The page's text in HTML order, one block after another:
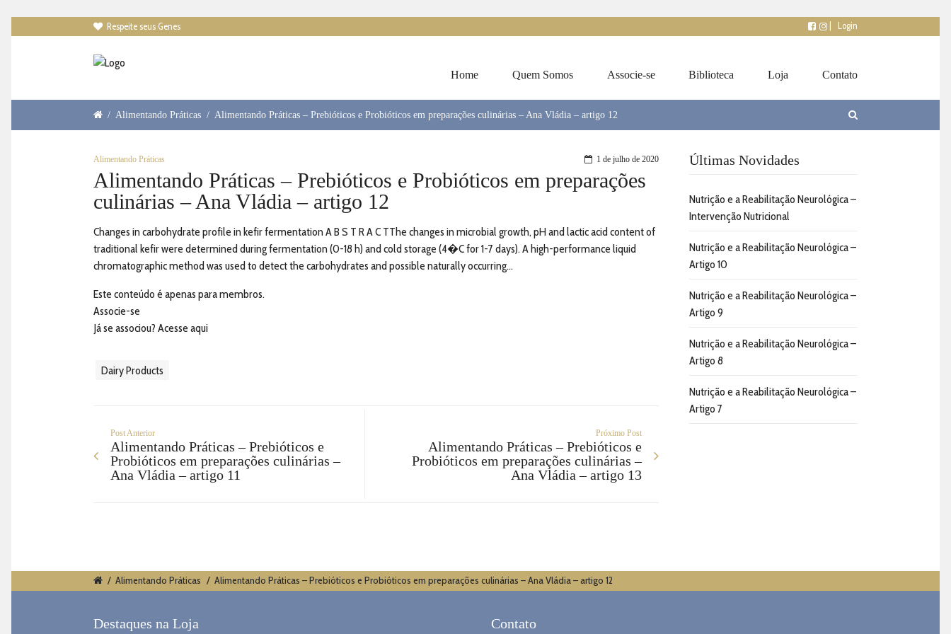
 Respeite seus Genes Login
Home Quem Somos Associe-se Biblioteca Loja Contato
/ Alimentando Práticas / Alimentando Práticas – Prebióticos e Probióticos em preparações culinárias – Ana Vládia – artigo 12
1 de julho de 2020
Alimentando Práticas
Alimentando Práticas – Prebióticos e Probióticos em preparações
culinárias – Ana Vládia – artigo 12
Changes in carbohydrate profile in kefir fermentation A B S T R A C TThe changes in microbial growth, pH and lactic acid content of
traditional kefir were determined during fermentation (0-18 h) and cold storage (4�C for 1-7 days). A high-performance liquid
chromatographic method was used to detect the carbohydrates and possible naturally occurring...
Este conteúdo é apenas para membros.
Associe-se
Já se associou? Acesse aqui
Dairy Products
Post Anterior
Alimentando Práticas – Prebióticos e
Probióticos em preparações culinárias –
Ana Vládia – artigo 11
Próximo Post
Alimentando Práticas – Prebióticos e
Probióticos em preparações culinárias –
Ana Vládia – artigo 13
Últimas Novidades
Nutrição e a Reabilitação Neurológica –
Intervenção Nutricional
Nutrição e a Reabilitação Neurológica –
Artigo 10
Nutrição e a Reabilitação Neurológica –
Artigo 9
Nutrição e a Reabilitação Neurológica –
Artigo 8
Nutrição e a Reabilitação Neurológica –
Artigo 7
/ Alimentando Práticas / Alimentando Práticas – Prebióticos e Probióticos em preparações culinárias – Ana Vládia – artigo 12
Destaques na Loja Contato